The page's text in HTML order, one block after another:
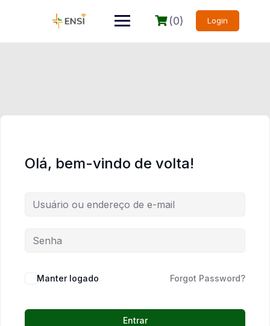
(0) Login
Olá, bem-vindo de volta!
Manter logado Forgot Password?
Entrar